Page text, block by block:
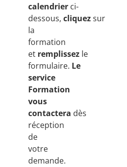
calendrier ci-
dessous,cliquezsur
la
formation
et remplissez le
formulaire. Le
service
Formation
vous
contactera dès
réception
de
votre
demande.